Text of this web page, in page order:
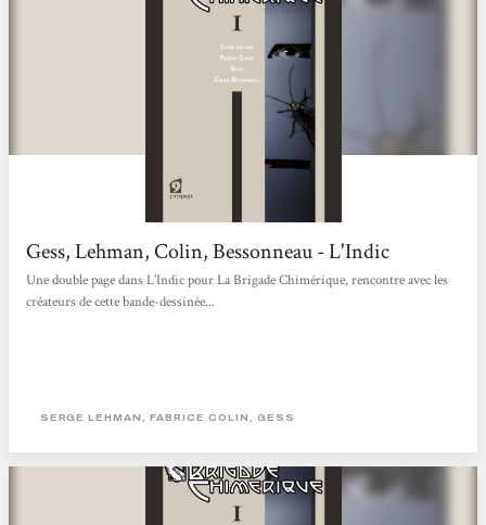
Gess, Lehman, Colin, Bessonneau - L'Indic
Une double page dans L'Indic pour La Brigade Chimérique, rencontre avec les
créateurs de cette bande-dessinée...
SERGE LEHMAN, FABRICE COLIN, GESS